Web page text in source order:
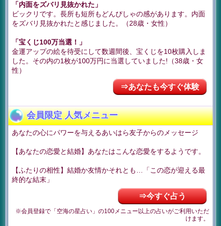
「内面をズバリ見抜かれた」
ビックリです。長所も短所もどんぴしゃの感があります。内面
をズバリ見抜かれたと感じました。（28歳・女性）
「宝くじ100万当選！」
金運アップの絵を待受にして数週間後、宝くじを10枚購入しま
した。その内の1枚が100万円に当選していました!（38歳・女
性）
⇒あなたも今すぐ体験
会員限定 人気メニュー
あなたの心にパワーを与えるあいはら友子からのメッセージ
【あなたの恋愛と結婚】あなたはこんな恋愛をするようです。
【ふたりの相性】結婚か友情かそれとも…「この恋が迎える最
終的な結末」
⇒今すぐ占う
※会員登録で「空海の星占い」の100メニュー以上の占いがご利用いただ
けます。